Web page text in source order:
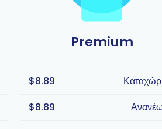
Premium
$8.89
$8.89